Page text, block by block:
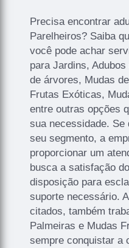
Precisa encontrar
Parelheiros? Saiba
você pode achar
para Jardins,
de árvores, Mudas
Frutas Exóticas,
entre outras opções
sua necessidade. Se
seu segmento, a
proporcionar um
busca a satisfação
disposição para
suporte necessário.
citados, também
Palmeiras e Mudas
sempre conquistar a